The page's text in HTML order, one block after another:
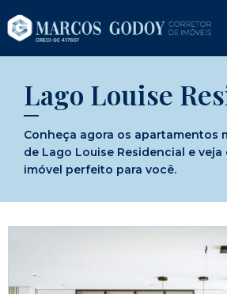
Lago Louise
Conheça agora os apartamentos
de Lago Louise Residencial e
imóvel perfeito para você.